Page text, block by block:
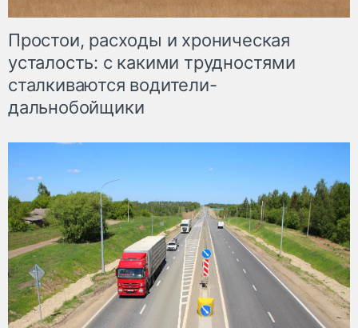
Простои, расходы и хроническая
усталость: с какими трудностями
сталкиваются водители-
дальнобойщики